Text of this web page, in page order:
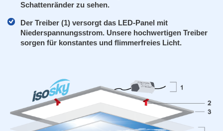
Schattenränder zu sehen.
Der Treiber (1) versorgt das LED-Panel mit
Niederspannungsstrom. Unsere hochwertigen Treiber
sorgen für konstantes und flimmerfreies Licht.